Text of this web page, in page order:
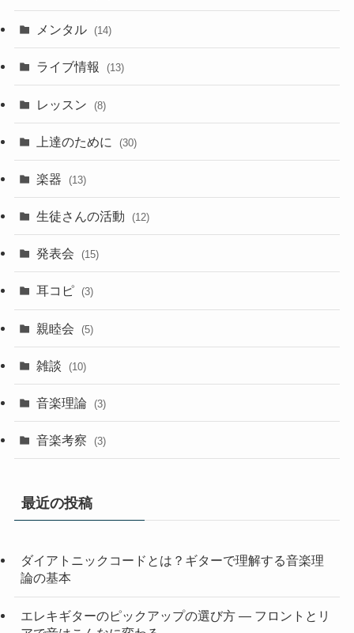
メンタル (14)
ライブ情報 (13)
レッスン (8)
上達のために (30)
楽器 (13)
生徒さんの活動 (12)
発表会 (15)
耳コピ (3)
親睦会 (5)
雑談 (10)
音楽理論 (3)
音楽考察 (3)
最近の投稿
ダイアトニックコードとは？ギターで理解する音楽理
論の基本
エレキギターのピックアップの選び方 — フロントとリ